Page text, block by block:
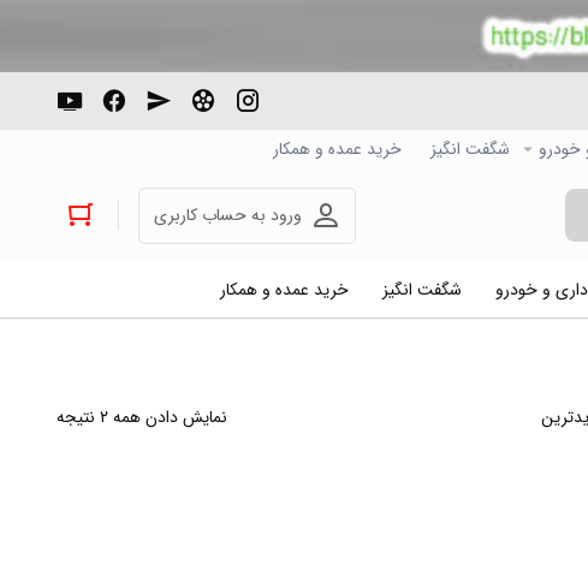
خودرو شگفت انگیز خرید عمده و همکار
ورود به حساب کاربری
اداری و خودرو شگفت انگیز خرید عمده و همکار
نمایش دادن همه ۲ نتیجه